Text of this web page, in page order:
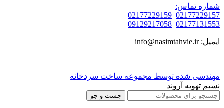
شماره تماس:
02177229157
–
02177229159
02177131553
–
09129217058
ایمیل: info@nasimtahvie.ir
مهندسی شده توسط مجموعه ساخت سردخانه
نسیم تهویه آروند
جست و جو